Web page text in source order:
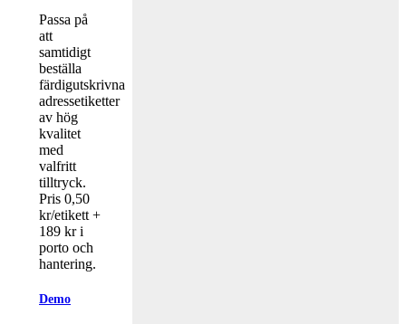
Passa på
att
samtidigt
beställa
färdigutskrivna
adressetiketter
av hög
kvalitet
med
valfritt
tilltryck.
Pris 0,50
kr/etikett +
189 kr i
porto och
hantering.
Demo